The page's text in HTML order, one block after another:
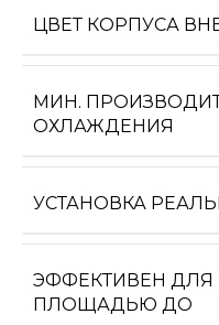
ЦВЕТ КОРПУСА
МИН.
ОХЛАЖДЕНИЯ
УСТАНОВКА
ЭФФЕКТИВЕН
ПЛОЩАДЬЮ ДО